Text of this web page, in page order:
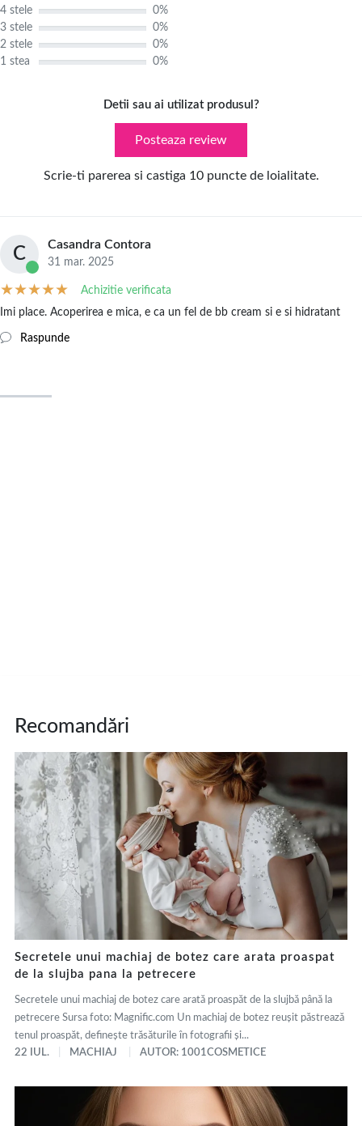
4 stele
0%
3 stele
0%
2 stele
0%
1 stea
0%
Detii sau ai utilizat produsul?
Posteaza review
Scrie-ti parerea si castiga 10 puncte de loialitate.
C Casandra Contora
31 mar. 2025
Achizitie verificata
Imi place. Acoperirea e mica, e ca un fel de bb cream si e si hidratant
Raspunde
Recomandări
Secretele unui machiaj de botez care arata proaspat
de la slujba pana la petrecere
Secretele unui machiaj de botez care arată proaspăt de la slujbă până la
petrecere Sursa foto: Magnific.com Un machiaj de botez reușit păstrează
tenul proaspăt, definește trăsăturile în fotografii și...
22 IUL.
MACHIAJ AUTOR: 1001COSMETICE